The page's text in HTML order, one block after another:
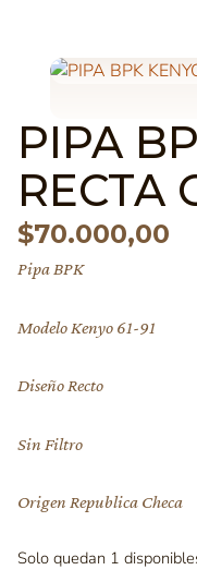
PIPA
RECTA
$70.000,00
Pipa BPK
Modelo Kenyo 61-91
Diseño Recto
Sin Filtro
Origen Republica Checa
Solo quedan 1